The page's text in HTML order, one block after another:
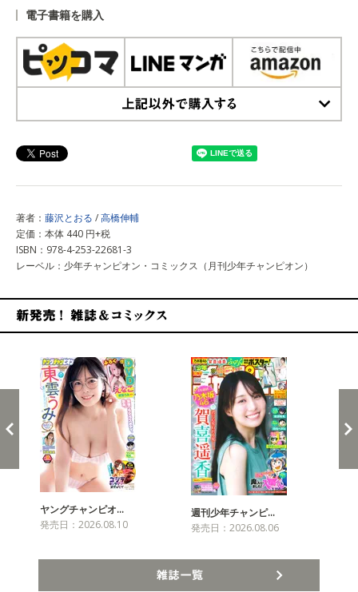
電子書籍を購入
著者： 藤沢とおる /高橋伸輔
定価：本体 440 円+税
ISBN：978-4-253-22681-3
レーベル：少年チャンピオン・コミックス（月刊少年チャンピオン）
ヤングチャンピオ…
発売日：2026.08.10
週刊少年チャンピ…
発売日：2026.08.06